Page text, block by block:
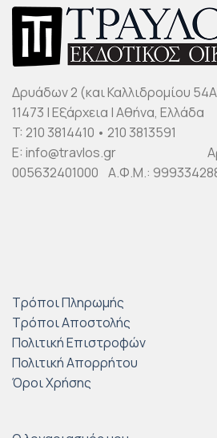
Δρυάδων 2 (και Καλλιδρομίου
11473 | Εξάρχεια | Αθήνα, Ελλάδα
T: 210 3814410 • 210 3813591
E: info@travlos.gr Αρ.
005632401000 Α.Φ.Μ.:
Τρόποι Πληρωμής
Τρόποι Αποστολής
Πολιτική Επιστροφών
Πολιτική Απορρήτου
Όροι Χρήσης